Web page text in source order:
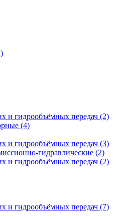
и гидрообъёмных передач (2)
(4)
и гидрообъёмных передач (3)
гидравлические (2)
и гидрообъёмных передач (2)
и гидрообъёмных передач (7)